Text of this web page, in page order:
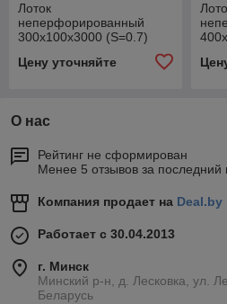
Лоток
неперфорированный
300х100х3000 (S=0.7)
Цену уточняйте
О нас
Рейтинг не сформирован
Менее 5 отзывов за последний
Компания продает на Deal.by
Работает с 30.04.2013
г. Минск
Минский р-н, д. Лесковка, ул.
Беларусь